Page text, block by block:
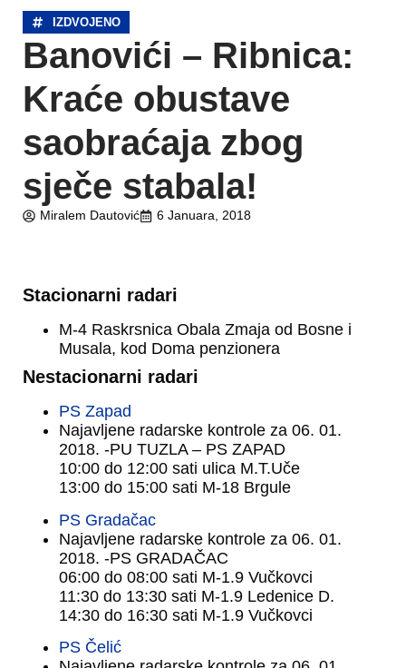
IZDVOJENO
Banovići – Ribnica:
Kraće obustave
saobraćaja zbog
sječe stabala!
Miralem Dautović 6 Januara, 2018
Stacionarni radari
M-4 Raskrsnica Obala Zmaja od Bosne i
Musala, kod Doma penzionera
Nestacionarni radari
PS Zapad
Najavljene radarske kontrole za 06. 01.
2018. -PU TUZLA – PS ZAPAD
10:00 do 12:00 sati ulica M.T.Uče
13:00 do 15:00 sati M-18 Brgule
PS Gradačac
Najavljene radarske kontrole za 06. 01.
2018. -PS GRADAČAC
06:00 do 08:00 sati M-1.9 Vučkovci
11:30 do 13:30 sati M-1.9 Ledenice D.
14:30 do 16:30 sati M-1.9 Vučkovci
PS Čelić